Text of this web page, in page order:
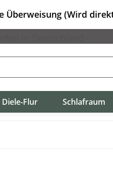
Überweisung (Wird
Diele-Flur Schlafraum